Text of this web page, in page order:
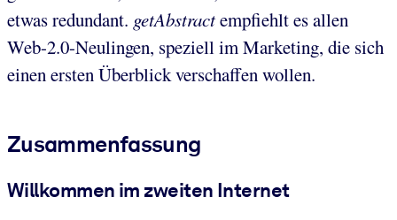
etwas redundant. getAbstractempfiehlt es allen
Web-2.0-Neulingen, speziell im Marketing, die sich
einen ersten Überblick verschaffen wollen.
Zusammenfassung
Willkommen im zweiten Internet